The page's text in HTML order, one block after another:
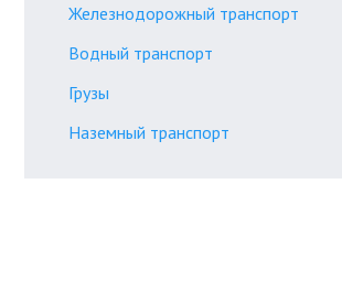
Железнодорожный транспорт
Водный транспорт
Грузы
Наземный транспорт